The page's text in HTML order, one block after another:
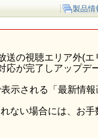
製品情
の視聴エリア外(
が完了しアップデ
示される「最新情
ない場合には、お